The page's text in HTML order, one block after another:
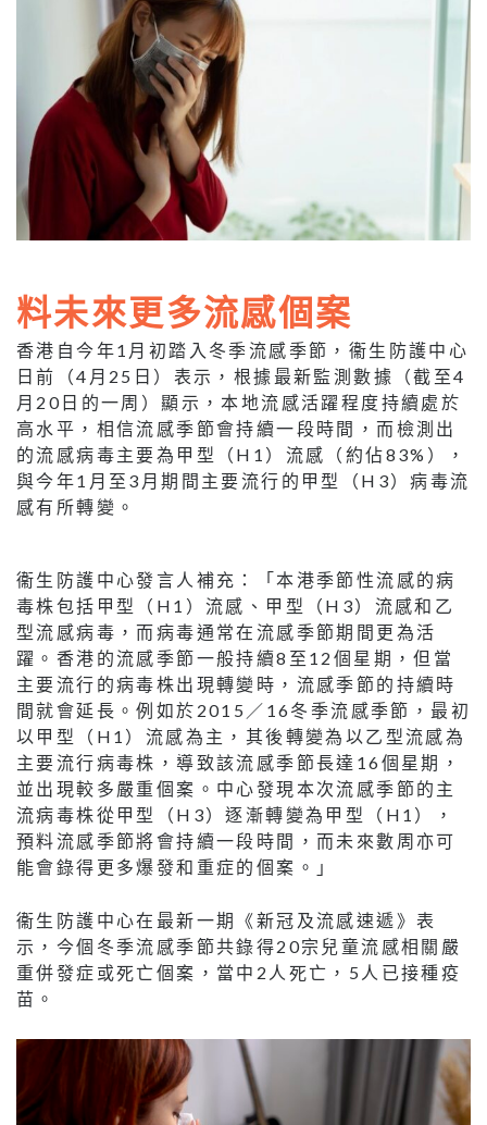
料未來更多流感個案
香港自今年1月初踏入冬季流感季節，衞生防護中心
日前（4月25日）表示，根據最新監測數據（截至4
月20日的一周）顯示，本地流感活躍程度持續處於
高水平，相信流感季節會持續一段時間，而檢測出
的流感病毒主要為甲型（H1）流感（約佔83%），
與今年1月至3月期間主要流行的甲型（H3）病毒流
感有所轉變。
衞生防護中心發言人補充：「本港季節性流感的病
毒株包括甲型（H1）流感、甲型（H3）流感和乙
型流感病毒，而病毒通常在流感季節期間更為活
躍。香港的流感季節一般持續8至12個星期，但當
主要流行的病毒株出現轉變時，流感季節的持續時
間就會延長。例如於2015／16冬季流感季節，最初
以甲型（H1）流感為主，其後轉變為以乙型流感為
主要流行病毒株，導致該流感季節長達16個星期，
並出現較多嚴重個案。中心發現本次流感季節的主
流病毒株從甲型（H3）逐漸轉變為甲型（H1），
預料流感季節將會持續一段時間，而未來數周亦可
能會錄得更多爆發和重症的個案。」
衞生防護中心在最新一期《新冠及流感速遞》表
示，今個冬季流感季節共錄得20宗兒童流感相關嚴
重併發症或死亡個案，當中2人死亡，5人已接種疫
苗。